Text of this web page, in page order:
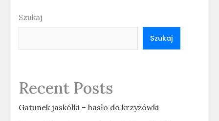
Szukaj
Szukaj
Recent Posts
Gatunek jaskółki – hasło do krzyżówki